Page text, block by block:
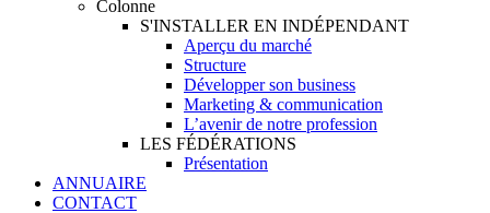
Colonne
S'INSTALLER EN INDÉPENDANT
Aperçu du marché
Structure
Développer son business
Marketing & communication
L’avenir de notre profession
LES FÉDÉRATIONS
Présentation
ANNUAIRE
CONTACT